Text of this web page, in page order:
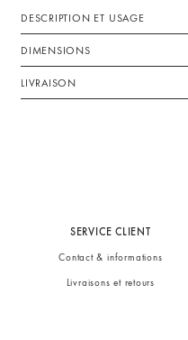
DESCRIPTION ET USAGE
DIMENSIONS
LIVRAISON
SERVICE CLIENT
Contact & informations
Livraisons et retours